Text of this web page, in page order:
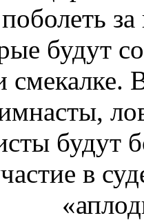
будут
будут
в